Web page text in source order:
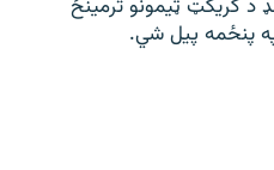
د کریکټ ټیمونو ترمینځ
پنځمه پیل شي.